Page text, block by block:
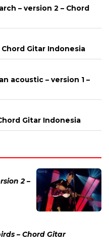
– version 2 – Chord
Gitar Indonesia
acoustic – version 1 –
Gitar Indonesia
2 –
– Chord Gitar